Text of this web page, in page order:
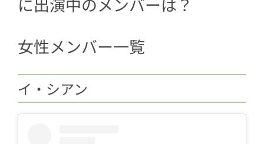
9脱出おひとり島4 配信スケジュール
女性メンバー一覧
イ・シアン